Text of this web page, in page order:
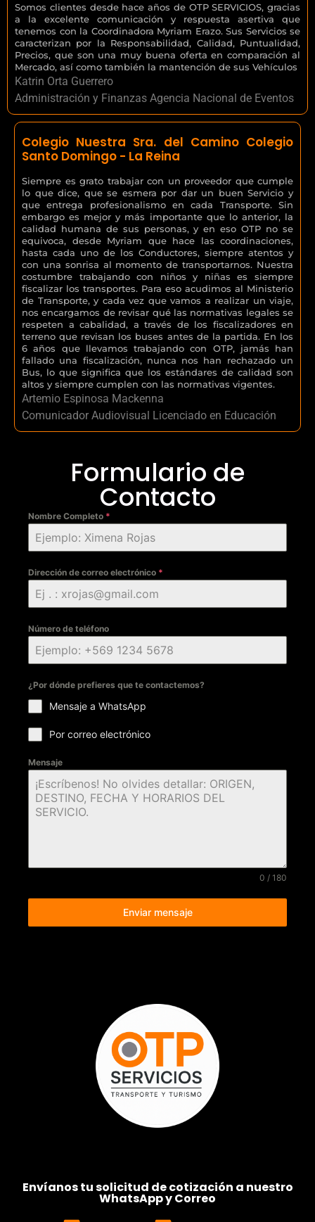
Somos clientes desde hace años de OTP SERVICIOS, gracias
a la excelente comunicación y respuesta asertiva que
tenemos con la Coordinadora Myriam Erazo. Sus Servicios se
caracterizan por la Responsabilidad, Calidad, Puntualidad,
Precios, que son una muy buena oferta en comparación al
Mercado, así como también la mantención de sus Vehículos
Katrin Orta Guerrero
Administración y Finanzas Agencia Nacional de Eventos
Colegio Nuestra Sra. del Camino Colegio
Santo Domingo - La Reina
Siempre es grato trabajar con un proveedor que cumple
lo que dice, que se esmera por dar un buen Servicio y
que entrega profesionalismo en cada Transporte. Sin
embargo es mejor y más importante que lo anterior, la
calidad humana de sus personas, y en eso OTP no se
equivoca, desde Myriam que hace las coordinaciones,
hasta cada uno de los Conductores, siempre atentos y
con una sonrisa al momento de transportarnos. Nuestra
costumbre trabajando con niños y niñas es siempre
fiscalizar los transportes. Para eso acudimos al Ministerio
de Transporte, y cada vez que vamos a realizar un viaje,
nos encargamos de revisar qué las normativas legales se
respeten a cabalidad, a través de los fiscalizadores en
terreno que revisan los buses antes de la partida. En los
6 años que llevamos trabajando con OTP, jamás han
fallado una fiscalización, nunca nos han rechazado un
Bus, lo que significa que los estándares de calidad son
altos y siempre cumplen con las normativas vigentes.
Artemio Espinosa Mackenna
Comunicador Audiovisual Licenciado en Educación
Formulario de
Contacto
Nombre Completo *
Dirección de correo electrónico *
Número de teléfono
¿Por dónde prefieres que te contactemos?
Mensaje a WhatsApp
Por correo electrónico
Mensaje
0 / 180
Enviar mensaje
Envíanos tu solicitud de cotización a nuestro
WhatsApp y Correo